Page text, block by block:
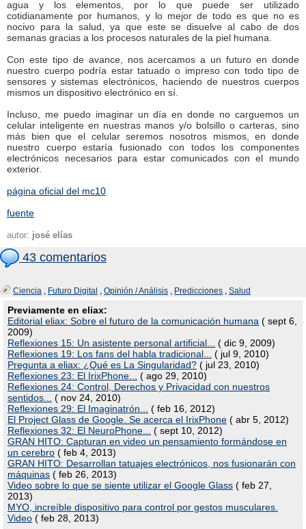
agua y los elementos, por lo que puede ser utilizado
cotidianamente por humanos, y lo mejor de todo es que no es
nocivo para la salud, ya que este se disuelve al cabo de dos
semanas gracias a los procesos naturales de la piel humana.
Con este tipo de avance, nos acercamos a un futuro en donde
nuestro cuerpo podría estar tatuado o impreso con todo tipo de
sensores y sistemas electrónicos, haciendo de nuestros cuerpos
mismos un dispositivo electrónico en sí.
Incluso, me puedo imaginar un día en donde no carguemos un
celular inteligente en nuestras manos y/o bolsillo o carteras, sino
más bien que el celular seremos nosotros mismos, en donde
nuestro cuerpo estaría fusionado con todos los componentes
electrónicos necesarios para estar comunicados con el mundo
exterior.
página oficial del mc10
fuente
autor: josé elías
43 comentarios
Ciencia , Futuro Digital , Opinión / Análisis , Predicciones , Salud
Previamente en eliax:
Editorial eliax: Sobre el futuro de la comunicación humana ( sept 6,
2009)
Reflexiones 15: Un asistente personal artificial...
( dic 9, 2009)
Reflexiones 19: Los fans del habla tradicional...
( jul 9, 2010)
Pregunta a eliax: ¿Qué es La Singularidad? ( jul 23, 2010)
Reflexiones 23: El IrixPhone...
( ago 29, 2010)
Reflexiones 24: Control, Derechos y Privacidad con nuestros
sentidos...
( nov 24, 2010)
Reflexiones 29: El Imaginatrón...
( feb 16, 2012)
El Project Glass de Google. Se acerca el IrixPhone ( abr 5, 2012)
Reflexiones 32: El NeuroPhone...
( sept 10, 2012)
GRAN HITO: Capturan en video un pensamiento formándose en
un cerebro ( feb 4, 2013)
GRAN HITO: Desarrollan tatuajes electrónicos, nos fusionarán con
máquinas ( feb 26, 2013)
Video sobre lo que se siente utilizar el Google Glass ( feb 27,
2013)
MYO, increíble dispositivo para control por gestos musculares.
Video ( feb 28, 2013)